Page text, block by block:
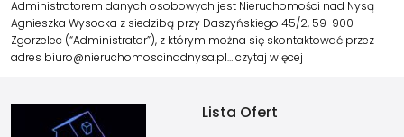
Administratorem danych osobowych jest Nieruchomości nad Nysą
Agnieszka Wysocka z siedzibą przy Daszyńskiego 45/2, 59-900
Zgorzelec (“Administrator”), z którym można się skontaktować przez
adres biuro@nieruchomoscinadnysa.pl…czytaj więcej
Lista Ofert